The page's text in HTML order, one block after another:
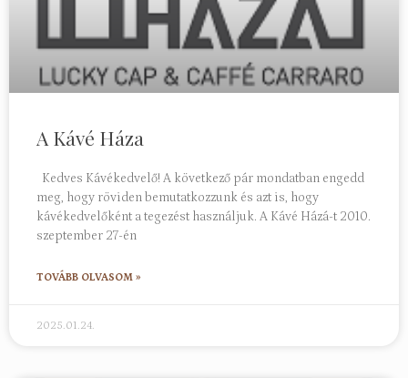
A Kávé Háza
Kedves Kávékedvelő! A következő pár mondatban engedd
meg, hogy röviden bemutatkozzunk és azt is, hogy
kávékedvelőként a tegezést használjuk. A Kávé Házá-t 2010.
szeptember 27-én
TOVÁBB OLVASOM »
2025.01.24.